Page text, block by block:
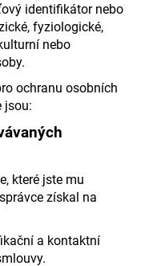
identifikátor nebo
fyziologické,
nebo
ochranu osobních
jsou:
které jste mu
získal na
a kontaktní